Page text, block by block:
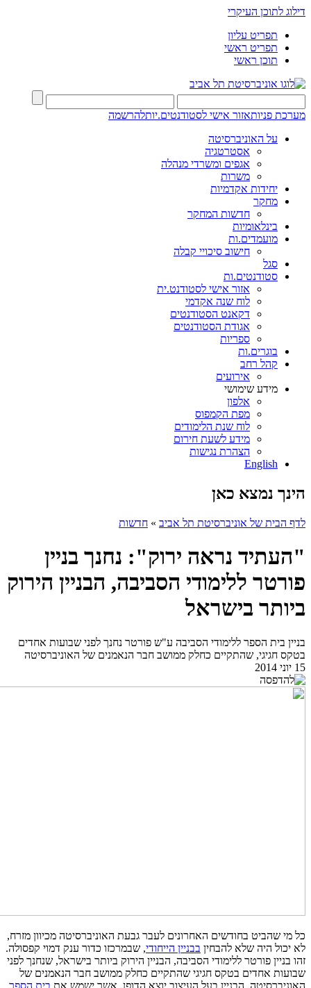
דילוג לתוכן העיקרי
תפריט עליון
תפריט ראשי
תוכן ראשי
מערכת פניותאזור אישי לסטודנטים.יותלהרשמה
על האוניברסיטה
אסטרטגיה
אגפים ומשרדי מנהלה
משרות
יחידות אקדמיות
מחקר
חדשות המחקר
בינלאומיות
מועמדים.ות
חישוב סיכויי קבלה
סגל
סטודנטים.ות
אזור אישי לסטודנט.ית
לוח שנה אקדמי
דקאנט הסטודנטים
אגודת הסטודנטים
ספריות
בוגרים.ות
קהל רחב
אירועים
מידע שימושי
אלפון
מפת הקמפוס
לוח שנת הלימודים
מידע לשעת חירום
הצהרת נגישות
English
הינך נמצא כאן
לדף הבית של אוניברסיטת תל אביב » חדשות
"העתיד נראה ירוק": נחנך בניין
פורטר ללימודי הסביבה, הבניין הירוק
ביותר בישראל
בניין בית הספר ללימודי הסביבה ע"ש פורטר נחנך לפני שבועות אחדים
בטקס חגיגי, שהתקיים כחלק ממושב חבר הנאמנים של האוניברסיטה
15 יוני 2014
כל מי שהביט בחודשים האחרונים לעבר גבעת האוניברסיטה מכיוון מזרח,
לא יכול היה שלא להבחין בבניין הייחודי, שבמרכזו כדור ענק דמוי קפסולה.
זהו בניין פורטר ללימודי הסביבה, הבניין הירוק ביותר בישראל, שנחנך לפני
שבועות אחדים בטקס חגיגי שהתקיים כחלק ממושב חבר הנאמנים של
האוניברסיטה. הבניין בעל העיצוב יוצא הדופן, אשר ישמש את בית הספר